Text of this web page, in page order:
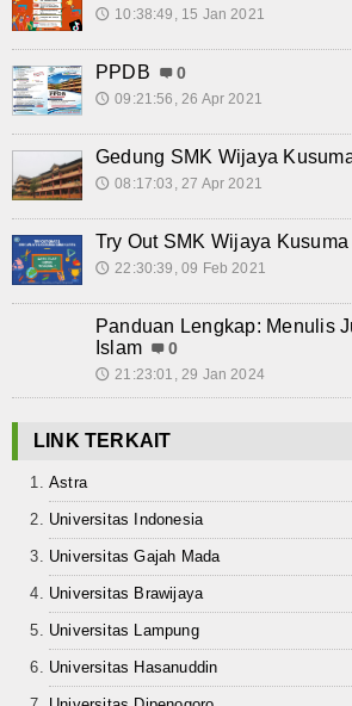
Prakerin
Gallery
Album Foto
E-Learning
Agenda
Data Alumni
Konsultasi
Kontak
🕔 10:38:49, 15 Jan 2021
PPDB 0
🕔 09:21:56, 26 Apr 2021
Gedung SMK Wijaya
🕔 08:17:03, 27 Apr 2021
Try Out SMK Wijaya
🕔 22:30:39, 09 Feb 2021
Panduan Lengkap: Menulis
Islam
0
🕔 21:23:01, 29 Jan 2024
LINK TERKAIT
Astra
Universitas Indonesia
Universitas Gajah Mada
Universitas Brawijaya
Universitas Lampung
Universitas Hasanuddin